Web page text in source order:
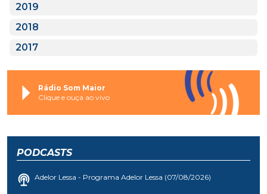
2019
2018
2017
Rádio Som Maior
Clique e ouça ao vivo
PODCASTS
Adelor Lessa - Programa Adelor Lessa (07/08/2026)